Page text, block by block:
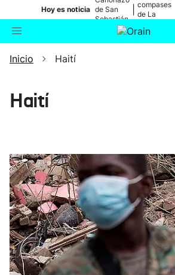
Hoy es noticia de San
Sebastián
compases
de La
Buscador
Ikusmiran
Eguraldia
Inicio Haití
Haití